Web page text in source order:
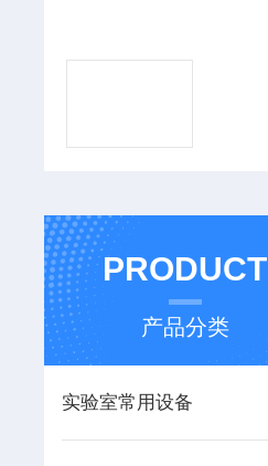
PRODUCT
产品分类
实验室常用设备